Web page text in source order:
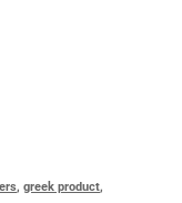
, greek product,